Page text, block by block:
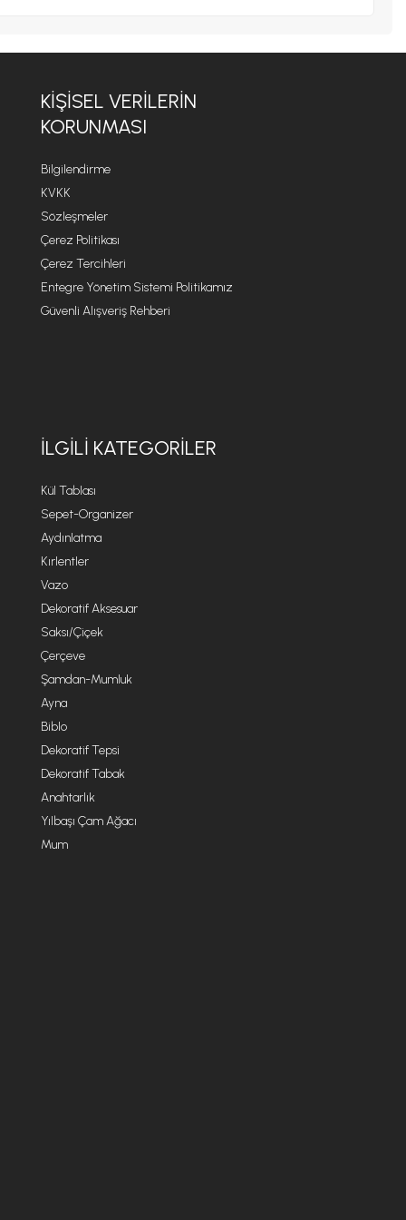
KIŞISEL VERILERIN
KORUNMASI
Bilgilendirme
KVKK
Sözleşmeler
Çerez Politikası
Çerez Tercihleri
Entegre Yönetim Sistemi Politikamız
Güvenli Alışveriş Rehberi
İLGILI KATEGORILER
Kül Tablası
Sepet-Organizer
Aydınlatma
Kırlentler
Vazo
Dekoratif Aksesuar
Saksı/Çiçek
Çerçeve
Şamdan-Mumluk
Ayna
Biblo
Dekoratif Tepsi
Dekoratif Tabak
Anahtarlık
Yılbaşı Çam Ağacı
Mum